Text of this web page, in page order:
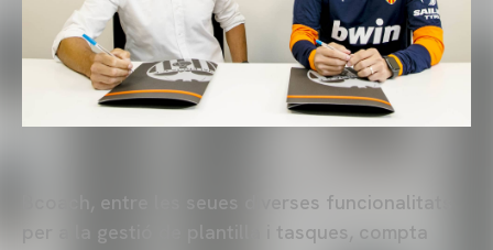
Bcoach, entre les seues diverses funcionalitats
per a la gestió de plantilla i tasques, compta